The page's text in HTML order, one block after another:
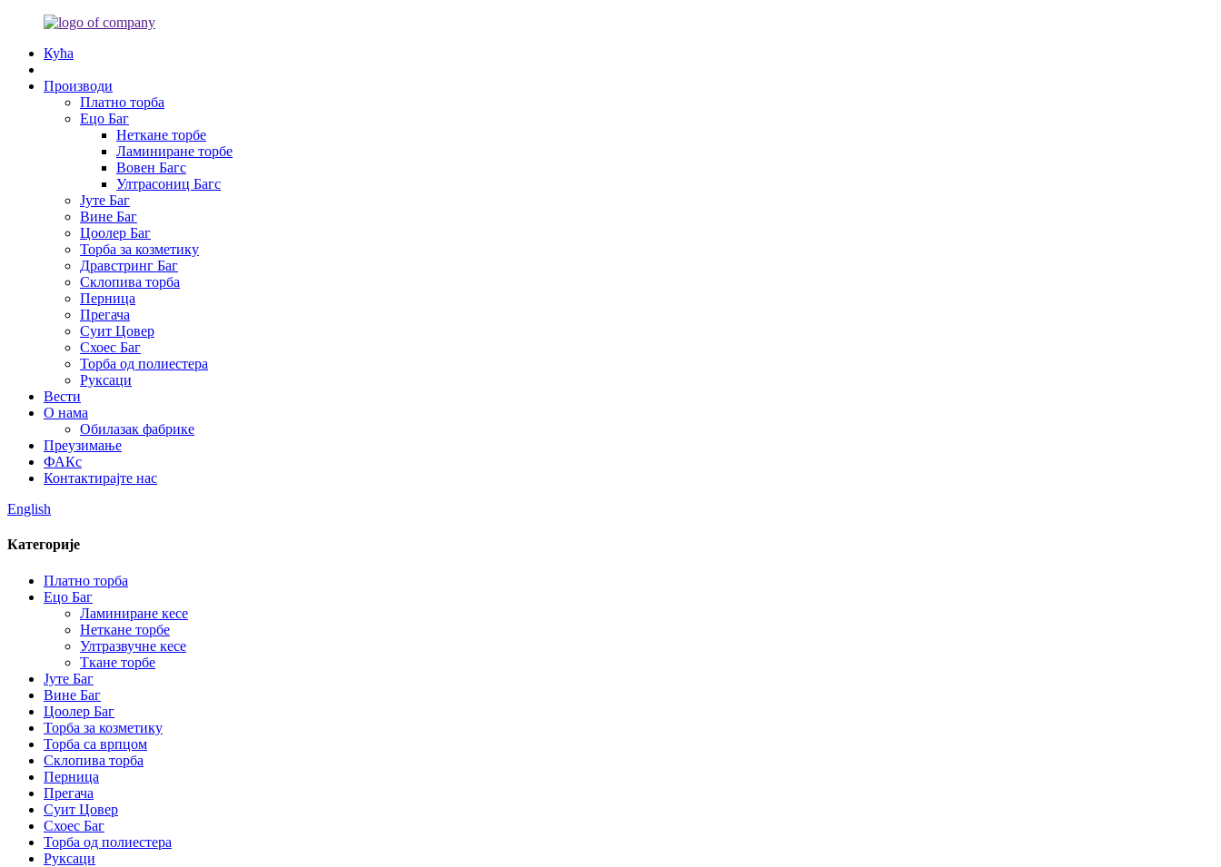
Кућа
Производи
Платно торба
Ецо Баг
Неткане торбе
Ламиниране торбе
Вовен Багс
Ултрасониц Багс
Јуте Баг
Вине Баг
Цоолер Баг
Торба за козметику
Дравстринг Баг
Склопива торба
Перница
Прегача
Суит Цовер
Схоес Баг
Торба од полиестера
Руксаци
Вести
О нама
Обилазак фабрике
Преузимање
ФАКс
Контактирајте нас
English
Категорије
Платно торба
Ецо Баг
Ламиниране кесе
Неткане торбе
Ултразвучне кесе
Ткане торбе
Јуте Баг
Вине Баг
Цоолер Баг
Торба за козметику
Торба са врпцом
Склопива торба
Перница
Прегача
Суит Цовер
Схоес Баг
Торба од полиестера
Руксаци